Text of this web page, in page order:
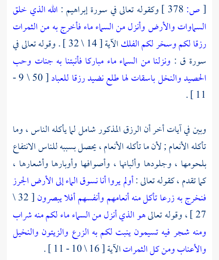
[ص: وكقوله تعالى في سورة إبراهيم : الله الذي خلق
السماوات والأرض وأنزل من السماء ماء فأخرج به من الثمرات
رزقا لكم وسخر لكم الفلك
الآية [ 14 \ 32 ] . وقوله تعالى في
سورة ق : ونزلنا من السماء ماء مباركا فأنبتنا به جنات وحب
الحصيدوالنخل باسقات لها طلع نضيدرزقا للعباد
[ 50 \ 9 -
11 ] .
وبين في آيات أخر أن الرزق المذكور شامل لما يأكله الناس ، وما
تأكله الأنعام ; لأن ما تأكله الأنعام ، يحصل بسببه للناس الانتفاع
بلحومها ، وجلودها وألبانها ، وأصوافها وأوبارها وأشعارها ،
كما تقدم ، كقوله تعالى :أولم يروا أنا نسوق الماء إلى الأرض الجرز
فنخرج به زرعا تأكل منه أنعامهم وأنفسهم أفلا يبصرون
[ 32 \
27 ] ، وقوله تعالى
هو الذي أنزل من السماء ماء لكم منه شراب
ومنه شجر فيه تسيمونينبت لكم به الزرع والزيتون والنخيل
والأعناب ومن كل الثمراتالآية [ 16 \ 10 - 11 ] .